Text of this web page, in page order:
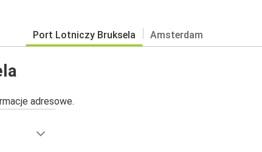
Port Lotniczy Bruksela Amsterdam
adresowe.